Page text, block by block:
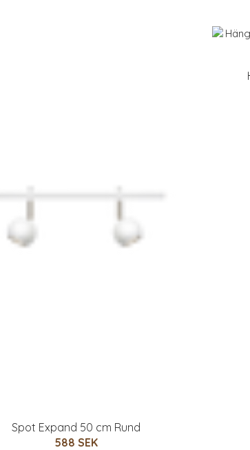
Spot Expand 50 cm Rund
588 SEK